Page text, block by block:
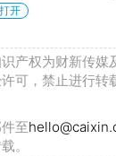
开
产权为财新传媒
可，禁止进行转
至
。